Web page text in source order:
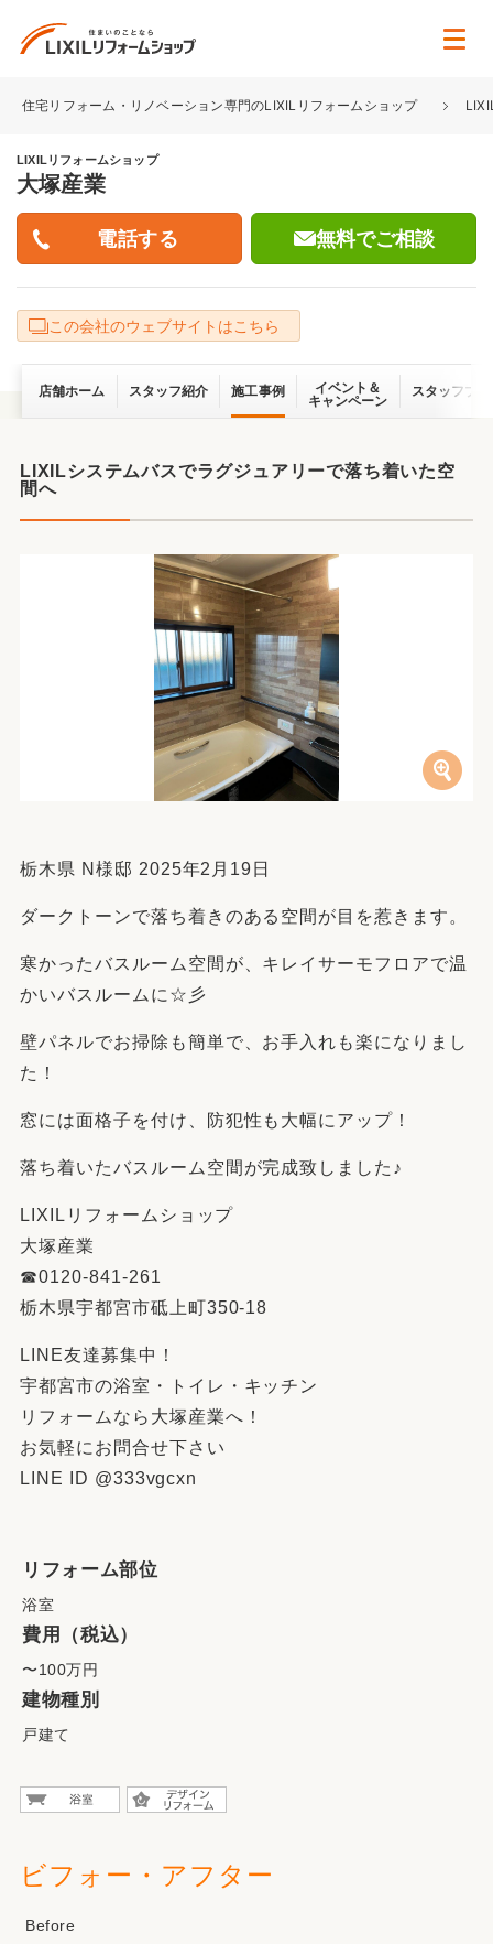
住宅リフォーム・リノベーション専門のLIXILリフォームショップ
LIXILリフォームショップ
大塚産業
無料でご相談
この会社のウェブサイトはこちら
店舗ホーム スタッフ紹介 施工事例
イベント＆
キャンペーン
スタッフブ
LIXILシステムバスでラグジュアリーで落ち着いた空
間へ
栃木県 N様邸 2025年2月19日
ダークトーンで落ち着きのある空間が目を惹きます。
寒かったバスルーム空間が、キレイサーモフロアで温
かいバスルームに☆彡
壁パネルでお掃除も簡単で、お手入れも楽になりまし
た！
窓には面格子を付け、防犯性も大幅にアップ！
落ち着いたバスルーム空間が完成致しました♪
LIXILリフォームショップ
大塚産業
☎︎0120-841-261
栃木県宇都宮市砥上町350-18
LINE友達募集中！
宇都宮市の浴室・トイレ・キッチン
リフォームなら大塚産業へ！
お気軽にお問合せ下さい
LINE ID @333vgcxn
リフォーム部位
浴室
費用（税込）
〜100万円
建物種別
戸建て
ビフォー・アフター